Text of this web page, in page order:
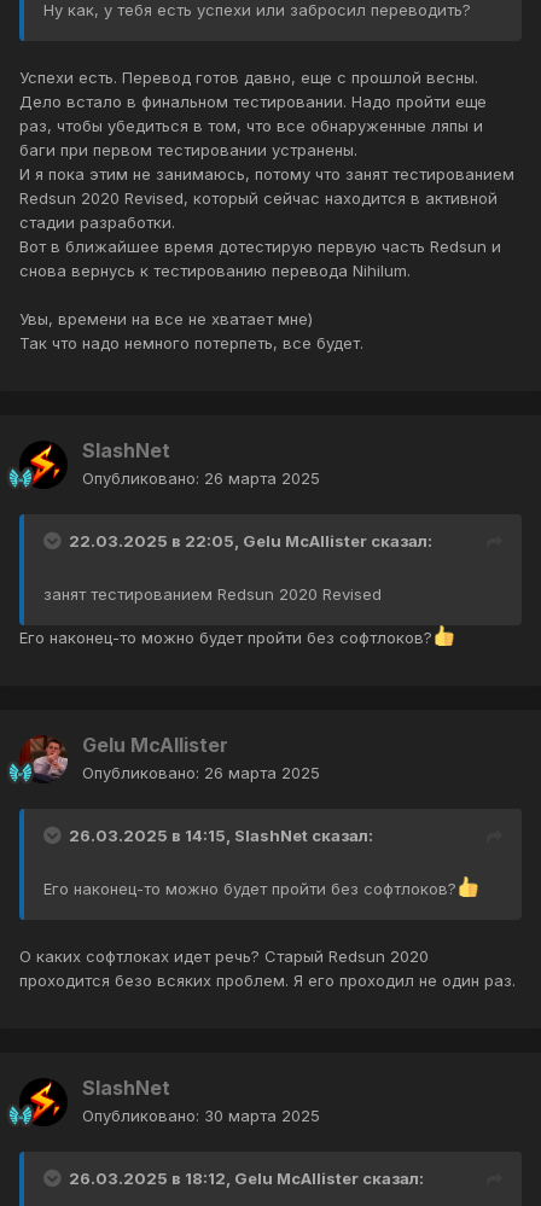
Ну как, у тебя есть успехи или забросил переводить?
Успехи есть. Перевод готов давно, еще с прошлой весны.
Дело встало в финальном тестировании. Надо пройти еще
раз, чтобы убедиться в том, что все обнаруженные ляпы и
баги при первом тестировании устранены.
И я пока этим не занимаюсь, потому что занят тестированием
Redsun 2020 Revised, который сейчас находится в активной
стадии разработки.
Вот в ближайшее время дотестирую первую часть Redsun и
снова вернусь к тестированию перевода Nihilum.
Увы, времени на все не хватает мне)
Так что надо немного потерпеть, все будет.
SlashNet
Опубликовано: 26 марта 2025
22.03.2025 в 22:05, Gelu McAllister сказал:
занят тестированием Redsun 2020 Revised
Его наконец-то можно будет пройти без софтлоков?
Gelu McAllister
Опубликовано: 26 марта 2025
26.03.2025 в 14:15, SlashNet сказал:
Его наконец-то можно будет пройти без софтлоков?
О каких софтлоках идет речь? Старый Redsun 2020
проходится безо всяких проблем. Я его проходил не один раз.
SlashNet
Опубликовано: 30 марта 2025
26.03.2025 в 18:12, Gelu McAllister сказал: